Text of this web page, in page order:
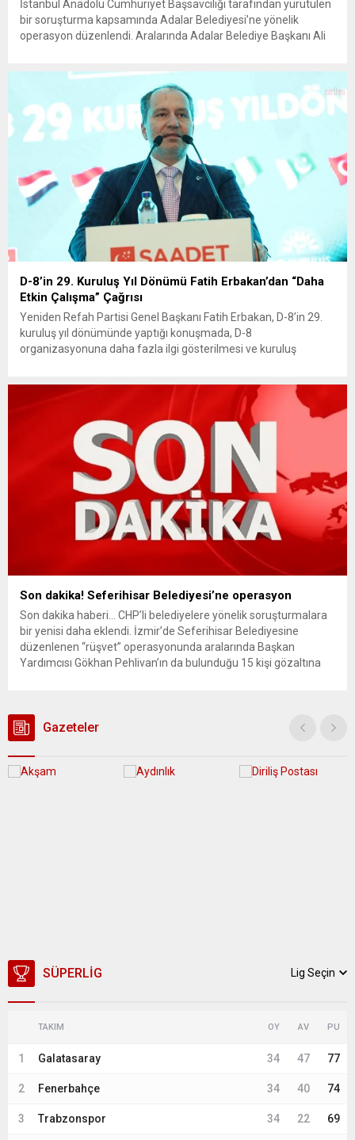
İstanbul Anadolu Cumhuriyet Başsavcılığı tarafından yürütülen
bir soruşturma kapsamında Adalar Belediyesi’ne yönelik
operasyon düzenlendi. Aralarında Adalar Belediye Başkanı Ali
ve “imar usulsüzlüğü” gibi suçlamalar yöneltiliyor. Öte yandan
Mersin’de Silifke Belediyesi’ne yönelik düzenlenen
operasyonda ise...
D-8’in 29. Kuruluş Yıl Dönümü Fatih Erbakan’dan “Daha
Etkin Çalışma” Çağrısı
Yeniden Refah Partisi Genel Başkanı Fatih Erbakan, D-8’in 29.
kuruluş yıl dönümünde yaptığı konuşmada, D-8
organizasyonuna daha fazla ilgi gösterilmesi ve kuruluş
Yeniden Refah Partisi Genel Başkanı Fatih Erbakan, D-8’in 29.
Son dakika! Seferihisar Belediyesi’ne operasyon
Son dakika haberi… CHP’li belediyelere yönelik soruşturmalara
bir yenisi daha eklendi. İzmir’de Seferihisar Belediyesine
düzenlenen “rüşvet” operasyonunda aralarında Başkan
Yardımcısı Gökhan Pehlivan’ın da bulunduğu 15 kişi gözaltına
Gazeteler
SÜPERLIG Lig Seçin
TAKIM OY AV PU
1 Galatasaray 34 47 77
2 Fenerbahçe 34 40 74
3 Trabzonspor 34 22 69